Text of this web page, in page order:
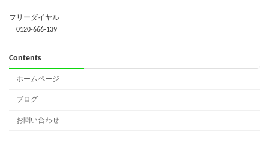
フリーダイヤル
0120-666-139
Contents
ホームページ
ブログ
お問い合わせ